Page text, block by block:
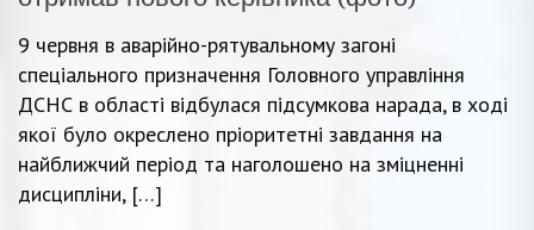
9 червня в аварійно-рятувальному загоні
спеціального призначення Головного управління
ДСНС в області відбулася підсумкова нарада, в ході
якої було окреслено пріоритетні завдання на
найближчий період та наголошено на зміцненні
дисципліни, […]